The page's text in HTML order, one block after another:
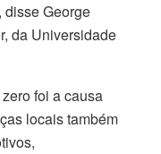
disse George
da Universidade
foi a causa
locais também